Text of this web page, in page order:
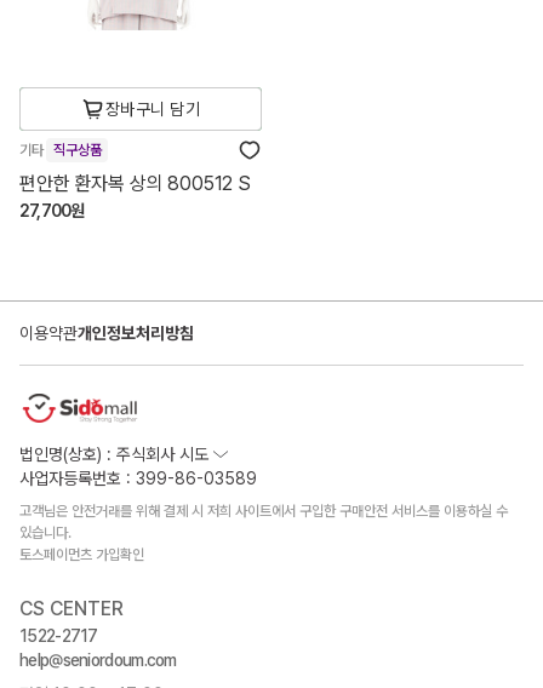
장바구니 담기
기타 직구상품
편안한 환자복 상의 800512 S
27,700원
이용약관개인정보처리방침
법인명(상호) : 주식회사 시도
사업자등록번호 : 399-86-03589
고객님은 안전거래를 위해 결제 시 저희 사이트에서 구입한 구매안전 서비스를 이용하실 수
있습니다.
토스페이먼츠 가입확인
CS CENTER
1522-2717
help@seniordoum.com